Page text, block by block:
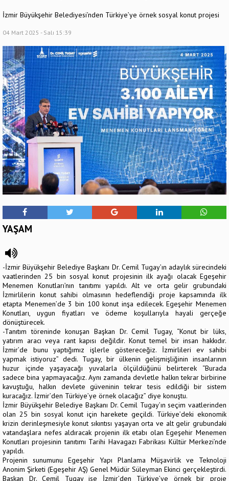
İzmir Büyükşehir Belediyesi’nden Türkiye’ye örnek sosyal konut projesi
04 Mart 2025 - Salı 15:39
YAŞAM
-İzmir Büyükşehir Belediye Başkanı Dr. Cemil Tugay’ın adaylık sürecindeki
vaatlerinden 25 bin sosyal konut projesinin ilk ayağı olacak Egeşehir
Menemen Konutları’nın tanıtımı yapıldı. Alt ve orta gelir grubundaki
İzmirlilerin konut sahibi olmasının hedeflendiği proje kapsamında ilk
etapta Menemen’de 3 bin 100 konut inşa edilecek. Egeşehir Menemen
Konutları, uygun fiyatları ve ödeme koşullarıyla hayali gerçeğe
dönüştürecek.
-Tanıtım töreninde konuşan Başkan Dr. Cemil Tugay, “Konut bir lüks,
yatırım aracı veya rant kapısı değildir. Konut temel bir insan hakkıdır.
İzmir’de bunu yaptığımız işlerle göstereceğiz. İzmirlileri ev sahibi
yapmak istiyoruz” dedi. Tugay, bir ülkenin gelişmişliğinin insanlarının
huzur içinde yaşayacağı yuvalarla ölçüldüğünü belirterek “Burada
sadece bina yapmayacağız. Aynı zamanda devletle halkın tekrar birbirine
kavuştuğu, halkın devlete güveninin tekrar tesis edildiği bir sistem
kuracağız. İzmir’den Türkiye’ye örnek olacağız” diye konuştu.
İzmir Büyükşehir Belediye Başkanı Dr. Cemil Tugay’ın seçim vaatlerinden
olan 25 bin sosyal konut için harekete geçildi. Türkiye’deki ekonomik
krizin derinleşmesiyle konut sıkıntısı yaşayan orta ve alt gelir grubundaki
vatandaşlara nefes aldıracak projenin ilk etabı olan Egeşehir Menemen
Konutları projesinin tanıtımı Tarihi Havagazı Fabrikası Kültür Merkezi’nde
yapıldı.
Projenin sunumunu Egeşehir Yapı Planlama Müşavirlik ve Teknoloji
Anonim Şirketi (Egeşehir AŞ) Genel Müdür Süleyman Ekinci gerçekleştirdi.
Başkan Dr. Cemil Tugay ise İzmir’den Türkiye’ye örnek bir proje